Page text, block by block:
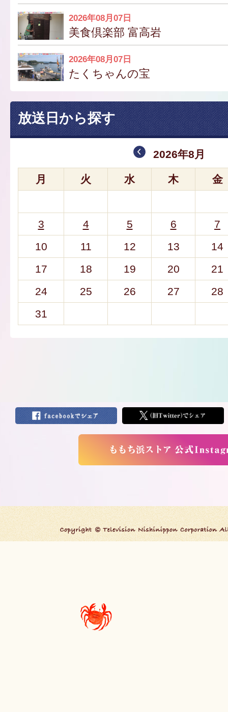
2026年08月07日
美食倶楽部 富高岩
2026年08月07日
たくちゃんの宝
放送日から探す
2026年8月
月 火 水 木 金
3 4 5 6
7
10
11 12 13
14
17
18 19 20
21
24
25 26 27
28
31